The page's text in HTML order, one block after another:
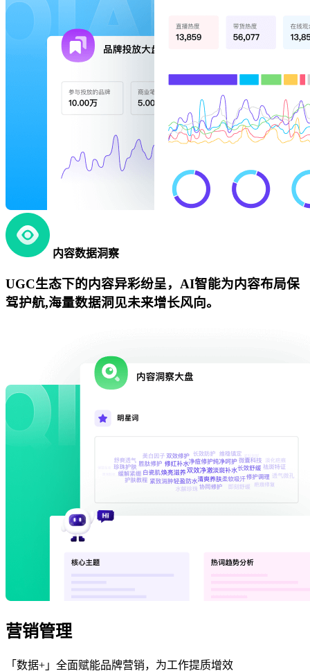
内容数据洞察
UGC生态下的内容异彩纷呈，AI智能为内容布局保
驾护航,海量数据洞见未来增长风向。
营销管理
「数据+」全面赋能品牌营销，为工作提质增效